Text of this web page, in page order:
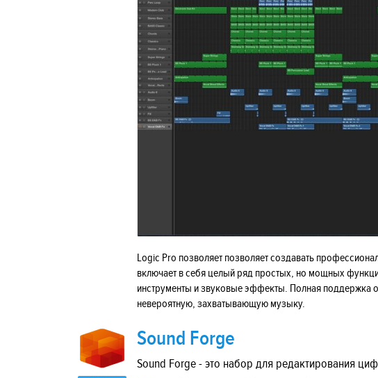
Logic Pro позволяет позволяет создавать
включает в себя целый ряд простых, но мощных
инструменты и звуковые эффекты. Полная поддержка
невероятную, захватывающую музыку.
Sound Forge
Sound Forge - это набор для редактирования